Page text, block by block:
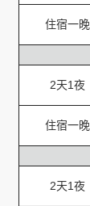
住宿一晚
2天1夜
住宿一晚
2天1夜